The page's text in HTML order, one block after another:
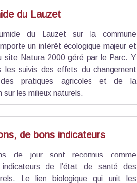
du Lauzet
du Lauzet sur la commune
un intérêt écologique majeur et
site Natura 2000 géré par le Parc. Y
les suivis des effets du changement
des pratiques agricoles et de la
sur les milieux naturels.
de bons indicateurs
de jour sont reconnus comme
indicateurs de l’état de santé des
Le lien biologique qui unit les